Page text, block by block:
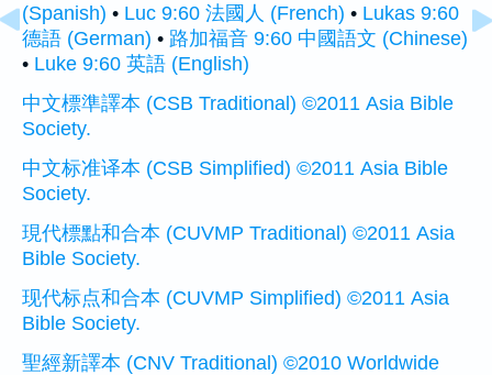
(Spanish) • Luc 9:60 法國人 (French) • Lukas 9:60
德語 (German) • 路加福音 9:60 中國語文 (Chinese)
• Luke 9:60 英語 (English)
中文標準譯本 (CSB Traditional) ©2011 Asia Bible
Society.
中文标准译本 (CSB Simplified) ©2011 Asia Bible
Society.
現代標點和合本 (CUVMP Traditional) ©2011 Asia
Bible Society.
现代标点和合本 (CUVMP Simplified) ©2011 Asia
Bible Society.
聖經新譯本 (CNV Traditional) ©2010 Worldwide